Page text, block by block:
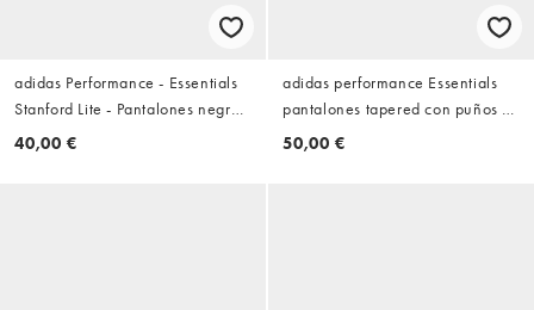
adidas Performance - Essentials
Stanford Lite - Pantalones negros
y blancos básicos de corte
40,00 €
adidas performance Essentials
pantalones tapered con puños y
3 bandas en french terry en gris
50,00 €